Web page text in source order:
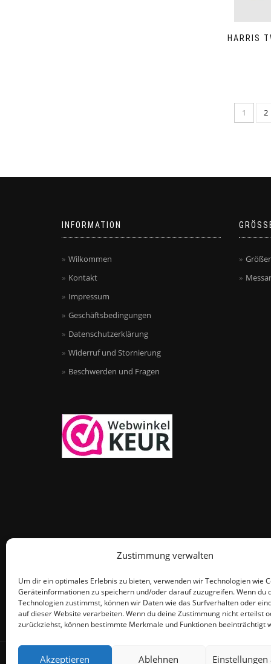
Zustimmung verwalten
Um dir ein optimales Erlebnis zu bieten, verwenden wir Technologien wie
Geräteinformationen zu speichern und/oder darauf zuzugreifen. Wenn du
Technologien zustimmst, können wir Daten wie das Surfverhalten oder
auf dieser Website verarbeiten. Wenn du deine Zustimmung nicht erteilst
zurückziehst, können bestimmte Merkmale und Funktionen beeinträchtigt
Akzeptieren Ablehnen Einstellungen
HARRIS
1 2
INFORMATION
Wilkommen
Kontakt
Impressum
Geschäftsbedingungen
Datenschutzerklärung
Widerruf und Stornierung
Beschwerden und Fragen
© THEMEISLE, ALL RIGHTS RESERVED